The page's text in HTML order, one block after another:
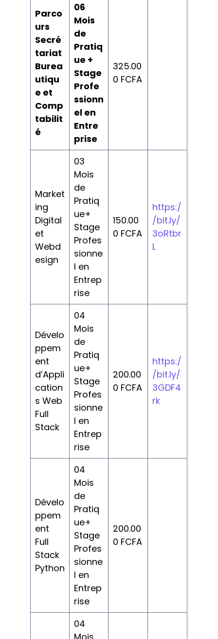
Parco
urs
Secré
tariat
Burea
utiqu
e et
Comp
tabilit
é
06
Mois
de
Pratiq
ue +
Stage
Profe
ssionn
el en
Entre
prise
325.00
0 FCFA
Market
ing
Digital
et
Webd
esign
03
Mois
de
Pratiq
ue+
Stage
Profes
sionne
l en
Entrep
rise
150.00
0 FCFA
https:/
/bit.ly/
3oRtbr
L
Dévelo
ppem
ent
d’Appli
cation
s Web
Full
Stack
04
Mois
de
Pratiq
ue+
Stage
Profes
sionne
l en
Entrep
rise
200.00
0 FCFA
https:/
/bit.ly/
3GDF4
rk
Dévelo
ppem
ent
Full
Stack
Python
04
Mois
de
Pratiq
ue+
Stage
Profes
sionne
l en
Entrep
rise
200.00
0 FCFA
04